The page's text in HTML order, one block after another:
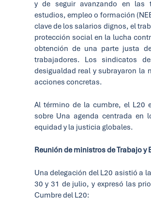
y de seguir avanzando en las
estudios, empleo o formación
clave de los salarios dignos, el
protección social en la lucha
obtención de una parte justa
trabajadores. Los sindicatos
desigualdad real y subrayaron la
acciones concretas.
Al término de la cumbre, el L20
sobre Una agenda centrada en
equidad y la justicia globales.
Reunión de ministros de Trabajo y
Una delegación del L20 asistió a
30 y 31 de julio, y expresó las
Cumbre del L20: